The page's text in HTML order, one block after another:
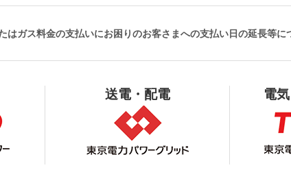
はガス料金の支払いにお困りのお客さまへの支払い日の延長等に
送電・配電 電